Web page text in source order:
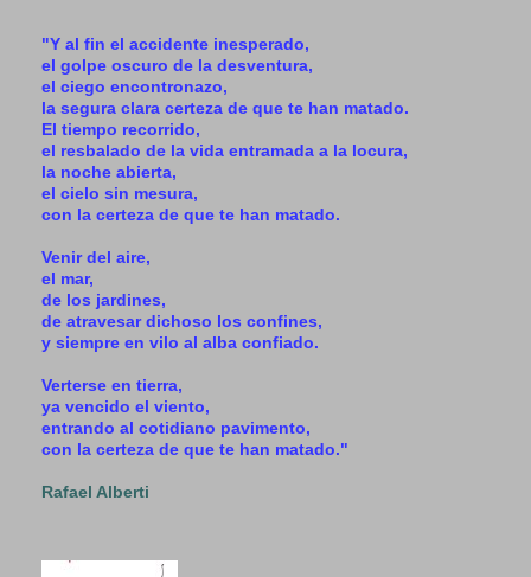
"Y al fin el accidente inesperado,
el golpe oscuro de la desventura,
el ciego encontronazo,
la segura clara certeza de que te han matado.
El tiempo recorrido,
el resbalado de la vida entramada a la locura,
la noche abierta,
el cielo sin mesura,
con la certeza de que te han matado.
Venir del aire,
el mar,
de los jardines,
de atravesar dichoso los confines,
y siempre en vilo al alba confiado.
Verterse en tierra,
ya vencido el viento,
entrando al cotidiano pavimento,
con la certeza de que te han matado."
Rafael Alberti